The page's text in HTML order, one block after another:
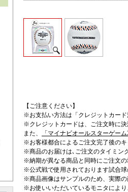
【ご注意ください】
※お支払い方法は「クレジットカード
※クレジットカードは、ご注文時に決
また、
「マイナビオールスターゲー
※お客様都合によるご注文完了後のキ
※商品のお届けは､ご注文のタイミン
※納期が異なる商品と同時にご注文の
※公式戦で使用されております試合球
※商品画像はサンプルのため、実際の
※お使いいただいているモニタにより